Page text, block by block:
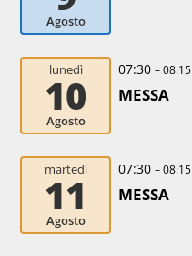
Agosto
lunedì
10
Agosto
07:30 – 08:15
MESSA
martedì
11
Agosto
07:30 – 08:15
MESSA